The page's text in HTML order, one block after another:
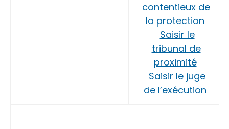
contentieux de
la protection
Saisir le
tribunal de
proximité
Saisir le juge
de l’exécution